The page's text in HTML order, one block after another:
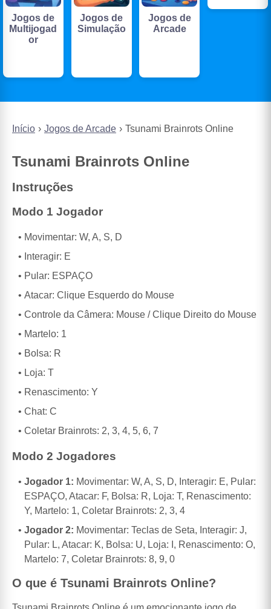
Início Jogos de Arcade Tsunami Brainrots Online
Tsunami Brainrots Online
Instruções
Modo 1 Jogador
Movimentar: W, A, S, D
Interagir: E
Pular: ESPAÇO
Atacar: Clique Esquerdo do Mouse
Controle da Câmera: Mouse / Clique Direito do Mouse
Martelo: 1
Bolsa: R
Loja: T
Renascimento: Y
Chat: C
Coletar Brainrots: 2, 3, 4, 5, 6, 7
Modo 2 Jogadores
Jogador 1: Movimentar: W, A, S, D, Interagir: E, Pular:
ESPAÇO, Atacar: F, Bolsa: R, Loja: T, Renascimento:
Y, Martelo: 1, Coletar Brainrots: 2, 3, 4
Jogador 2: Movimentar: Teclas de Seta, Interagir: J,
Pular: L, Atacar: K, Bolsa: U, Loja: I, Renascimento: O,
Martelo: 7, Coletar Brainrots: 8, 9, 0
O que é Tsunami Brainrots Online?
Jogos de
Multijogad
or
Jogos de
Simulação
Jogos de
Arcade